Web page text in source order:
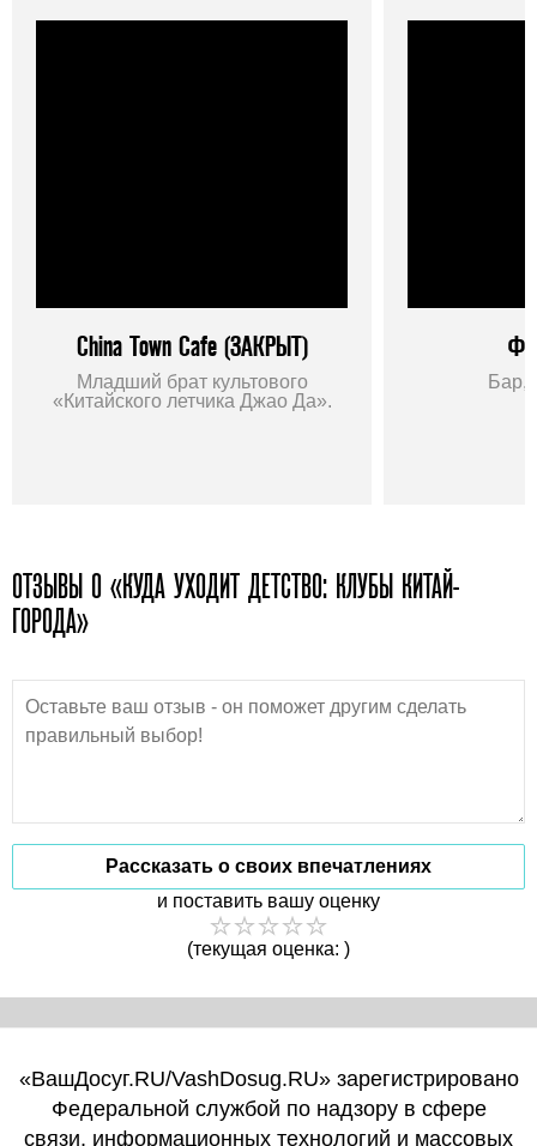
China Town Cafе (ЗАКРЫТ)
Младший брат культового
«Китайского летчика Джао Да».
Бар,
ОТЗЫВЫ О «КУДА УХОДИТ ДЕТСТВО: КЛУБЫ КИТАЙ-
ГОРОДА»
Рассказать о своих впечатлениях
и поставить вашу оценку
(текущая оценка: )
«ВашДосуг.RU/VashDosug.RU» зарегистрировано
Федеральной службой по надзору в сфере
связи, информационных технологий и массовых